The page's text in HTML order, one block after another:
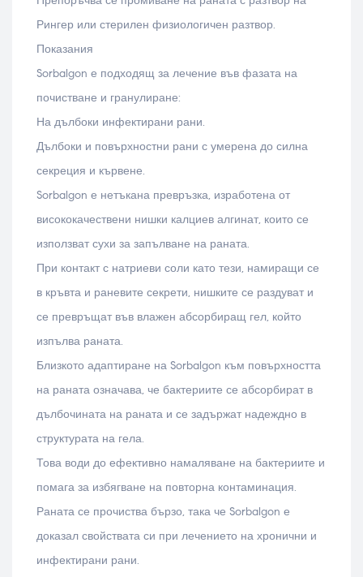
Рингер или стерилен физиологичен разтвор.
Показания
Sorbalgon е подходящ за лечение във фазата на
почистване и гранулиране:
На дълбоки инфектирани рани.
Дълбоки и повърхностни рани с умерена до силна
секреция и кървене.
Sorbalgon е нетъкана превръзка, изработена от
висококачествени нишки калциев алгинат, които се
използват сухи за запълване на раната.
При контакт с натриеви соли като тези, намиращи се
в кръвта и раневите секрети, нишките се раздуват и
се превръщат във влажен абсорбиращ гел, който
изпълва раната.
Близкото адаптиране на Sorbalgon към повърхността
на раната означава, че бактериите се абсорбират в
дълбочината на раната и се задържат надеждно в
структурата на гела.
Това води до ефективно намаляване на бактериите и
помага за избягване на повторна контаминация.
Раната се прочиства бързо, така че Sorbalgon е
доказал свойствата си при лечението на хронични и
инфектирани рани.